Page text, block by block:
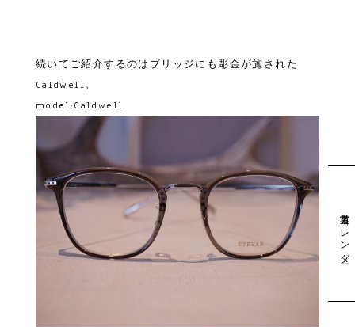
続いてご紹介するのはブリッジにも彫金が施された
Caldwell。
model:Caldwell
営業日カレンダー